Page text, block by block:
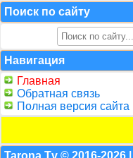
Поиск по сайту
Навигация
Главная
Обратная связь
Полная версия сайта
Tarona.Tv © 2016-2026 |